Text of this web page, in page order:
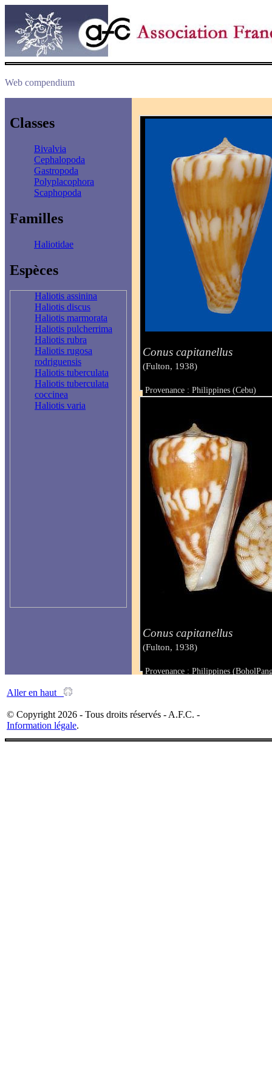
Web compendium
Classes
Bivalvia
Cephalopoda
Gastropoda
Polyplacophora
Scaphopoda
Familles
Haliotidae
Espèces
Haliotis assinina
Haliotis discus
Haliotis marmorata
Haliotis pulcherrima
Haliotis rubra
Haliotis rugosa
rodriguensis
Haliotis tuberculata
Haliotis tuberculata
coccinea
Haliotis varia
Conus capitanellus
(Fulton, 1938)
Provenance : Philippines (Cebu)
Taille : 27.6 mm
Conus capitanellus
(Fulton, 1938)
Provenance : Philippines
Aller en haut
© Copyright 2026 - Tous droits réservés - A.F.C. -
Information légale.